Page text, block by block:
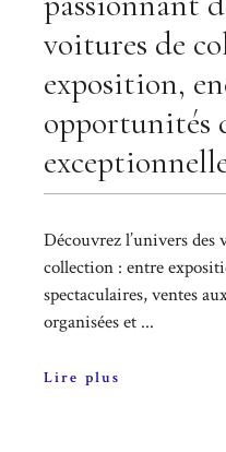
voitures de
exposition,
opportunités
Découvrez l’univers des
collection : entre
spectaculaires, ventes
organisées et ...
Lire plus